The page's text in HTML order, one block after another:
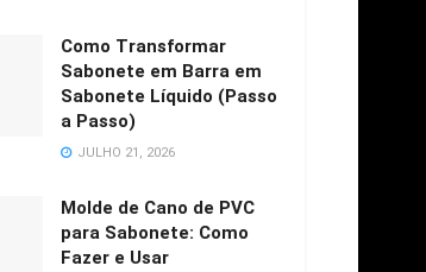
Como Transformar
Sabonete em Barra em
Sabonete Líquido (Passo
a Passo)
JULHO 21, 2026
Molde de Cano de PVC
para Sabonete: Como
Fazer e Usar